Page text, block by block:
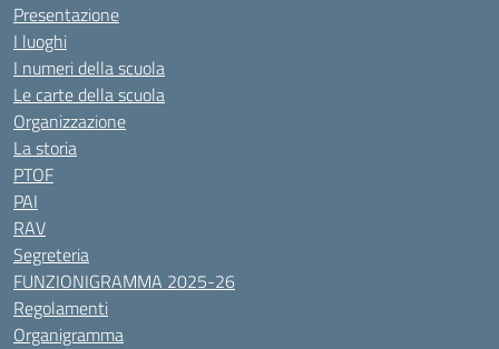
Presentazione
I luoghi
I numeri della scuola
Le carte della scuola
Organizzazione
La storia
PTOF
PAI
RAV
Segreteria
FUNZIONIGRAMMA 2025-26
Regolamenti
Organigramma